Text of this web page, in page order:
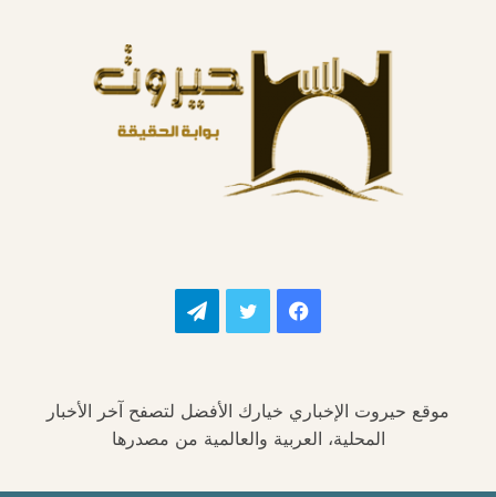
فيسبوك تويتر تيلقرام
موقع حيروت الإخباري خيارك الأفضل لتصفح آخر الأخبار
المحلية، العربية والعالمية من مصدرها